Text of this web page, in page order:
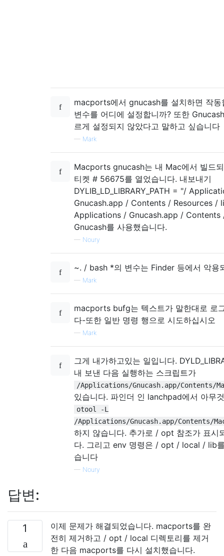
macports에서 gnucash를 설치하면 작동
변수를 어디에 설정합니까? 또한
르게 설정되지 않았다고 말하고 싶습니다
— Mark
Macports gnucash는 내 Mac에서 빌드
티켓 # 56675를 열었습니다. 내보내기
DYLIB_LD_LIBRARY_PATH = "/
Gnucash.app / Contents / Resources /
Applications / Gnucash.app / Contents
Gnucash를 사용했습니다.
— Noury
~. / bash *의 변수는 Finder 등에서 악용
— Mark
macports bufg는 텍스트가 말한대로 로
다-또한 일반 명령 행으로 시도하십시오
— Mark
그게 내가하고있는 일입니다.
내 보낸 다음 실행하는 스크립트가
/Applications/Gnucash.app/Contents/
있습니다. 파인더 인 lanchpad에서 아무
otool -L
/Applications/Gnucash.app/Contents/
하지 않습니다. 추가로 / opt 참조가 표시
다. 그리고 env 명령은 / opt / local / lib
습니다
— Noury
답변:
1
이제 문제가 해결되었습니다. macports를 완
전히 제거하고 / opt / local 디렉토리를 제거
한 다음 macports를 다시 설치했습니다.